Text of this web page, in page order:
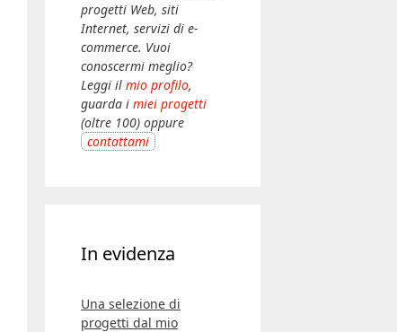
progetti Web, siti
Internet, servizi di e-
commerce. Vuoi
conoscermi meglio?
Leggi il mio profilo,
guarda i miei progetti
(oltre 100) oppure
contattami
In evidenza
Una selezione di
progetti dal mio